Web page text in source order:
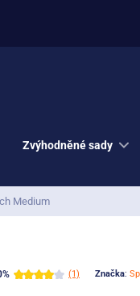
Zvýhodněné sady
Medium
(1) Značka: